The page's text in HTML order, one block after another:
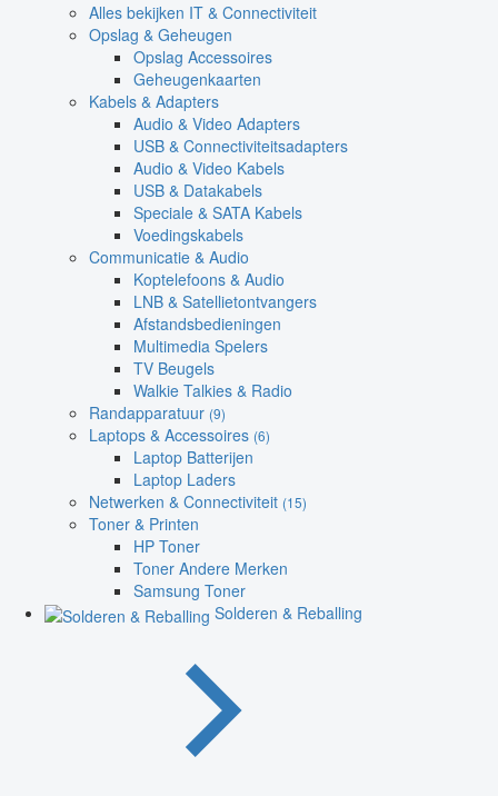
Alles bekijken IT & Connectiviteit
Opslag & Geheugen
Opslag Accessoires
Geheugenkaarten
Kabels & Adapters
Audio & Video Adapters
USB & Connectiviteitsadapters
Audio & Video Kabels
USB & Datakabels
Speciale & SATA Kabels
Voedingskabels
Communicatie & Audio
Koptelefoons & Audio
LNB & Satellietontvangers
Afstandsbedieningen
Multimedia Spelers
TV Beugels
Walkie Talkies & Radio
Randapparatuur (9)
Laptops & Accessoires (6)
Laptop Batterijen
Laptop Laders
Netwerken & Connectiviteit (15)
Toner & Printen
HP Toner
Toner Andere Merken
Samsung Toner
Solderen & Reballing